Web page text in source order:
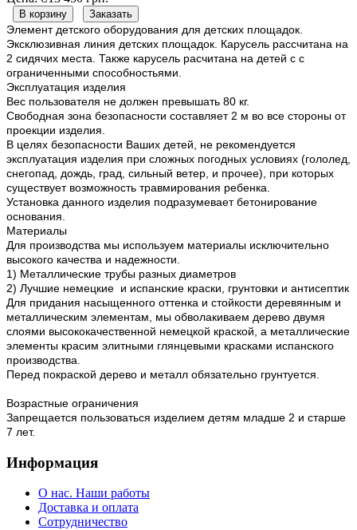
В корзину Заказать
Элемент детского оборудования для детских площадок.
Эксклюзивная линия детских площадок. Карусель рассчитана на
2 сидячих места. Также карусель расчитана на детей с с
ограниченными способностьями.
Эксплуатация изделия
Вес пользователя не должен превышать 80 кг.
Свободная зона безопасности составляет 2 м во все стороны от
проекции изделия.
В целях безопасности Ваших детей, не рекомендуется
эксплуатация изделия при сложных погодных условиях (гололед,
снегопад, дождь, град, сильный ветер, и прочее), при которых
существует возможность травмирования ребенка.
Установка данного изделия подразумевает бетонирование
основания.
Материалы
Для производства мы используем материалы исключительно
высокого качества и надежности.
1) Металлические трубы разных диаметров
2) Лучшие немецкие и испанские краски, грунтовки и антисептик
Для придания насыщенного оттенка и стойкости деревянным и
металлическим элементам, мы обволакиваем дерево двумя
слоями высококачественной немецкой краской, а металлические
элементы красим элитными глянцевыми красками испанского
производства.
Перед покраской дерево и металл обязательно грунтуется.
Возрастные ограничения
Запрещается пользоваться изделием детям младше 2 и старше
7 лет.
Информация
О нас. Наши работы
Доставка и оплата
Сотрудничество